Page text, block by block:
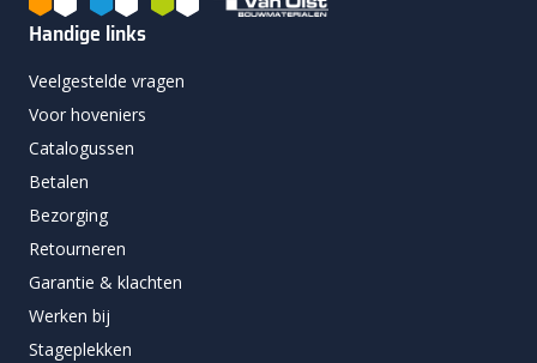
Handige links
Veelgestelde vragen
Voor hoveniers
Catalogussen
Betalen
Bezorging
Retourneren
Garantie & klachten
Werken bij
Stageplekken